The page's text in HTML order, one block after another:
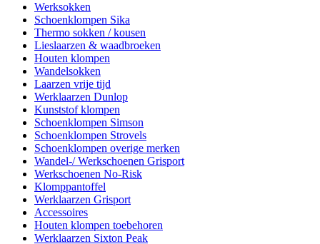
Werksokken
Schoenklompen Sika
Thermo sokken / kousen
Lieslaarzen & waadbroeken
Houten klompen
Wandelsokken
Laarzen vrije tijd
Werklaarzen Dunlop
Kunststof klompen
Schoenklompen Simson
Schoenklompen Strovels
Schoenklompen overige merken
Wandel-/ Werkschoenen Grisport
Werkschoenen No-Risk
Klomppantoffel
Werklaarzen Grisport
Accessoires
Houten klompen toebehoren
Werklaarzen Sixton Peak